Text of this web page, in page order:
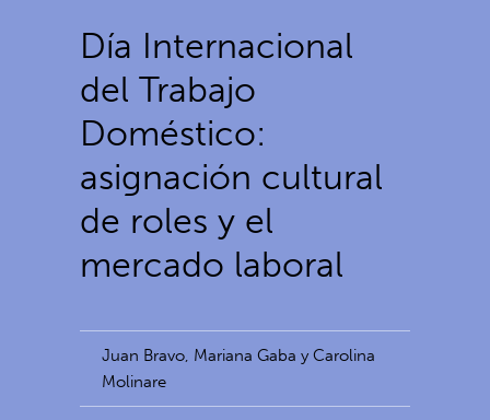
Día Internacional
del Trabajo
Doméstico:
asignación cultural
de roles y el
mercado laboral
Juan Bravo, Mariana Gaba y Carolina
Molinare